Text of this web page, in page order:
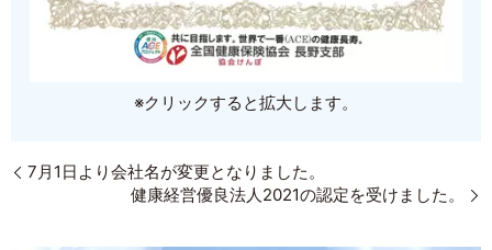
※クリックすると拡大します。
7月1日より会社名が変更となりました。
健康経営優良法人2021の認定を受けました。